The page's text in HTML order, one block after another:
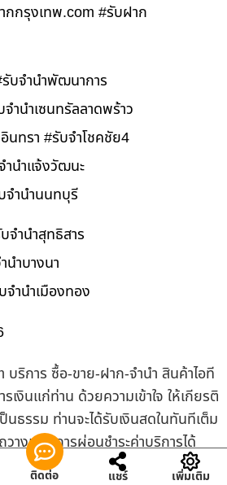
กรุงเทพ.com #รับฝาก
บจำนำพัฒนาการ
ำนำเซนทรัลลาดพร้าว
นทรา #รับจำโชคชัย4
ำนำแจ้งวัฒนะ
จำนำนนทบุรี
จำนำสุทธิสาร
ำบางนา
ำนำเมืองทอง
ริการ ซื้อ-ขาย-ฝาก-จำนำ สินค้าไอที
เงินแก่ท่าน ด้วยความเข้าใจ ให้เกียรติ
นธรรม ท่านจะได้รับเงินสดในทันทีเต็ม
างแผนการผ่อนชำระค่าบริการได้
ติดต่อ แชร์ เพิ่มเติม